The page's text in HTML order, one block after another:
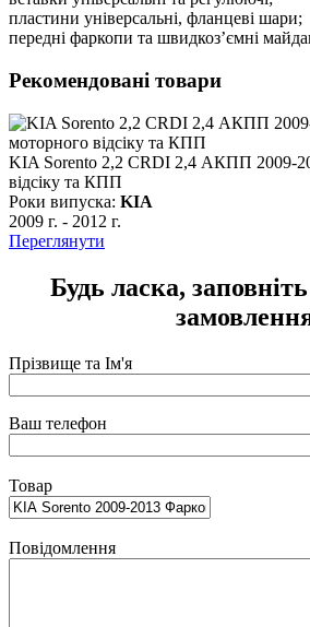
пластини універсальні, фланцеві шари;
передні фаркопи та швидкоз’ємні
Рекомендовані товари
KIA Sorento 2,2 CRDI 2,4 АКПП 2009-
відсіку та КПП
Роки випуска: KIA
2009 г. - 2012 г.
Переглянути
Будь ласка,
Прізвище та Ім'я
Ваш телефон
Товар
Повідомлення